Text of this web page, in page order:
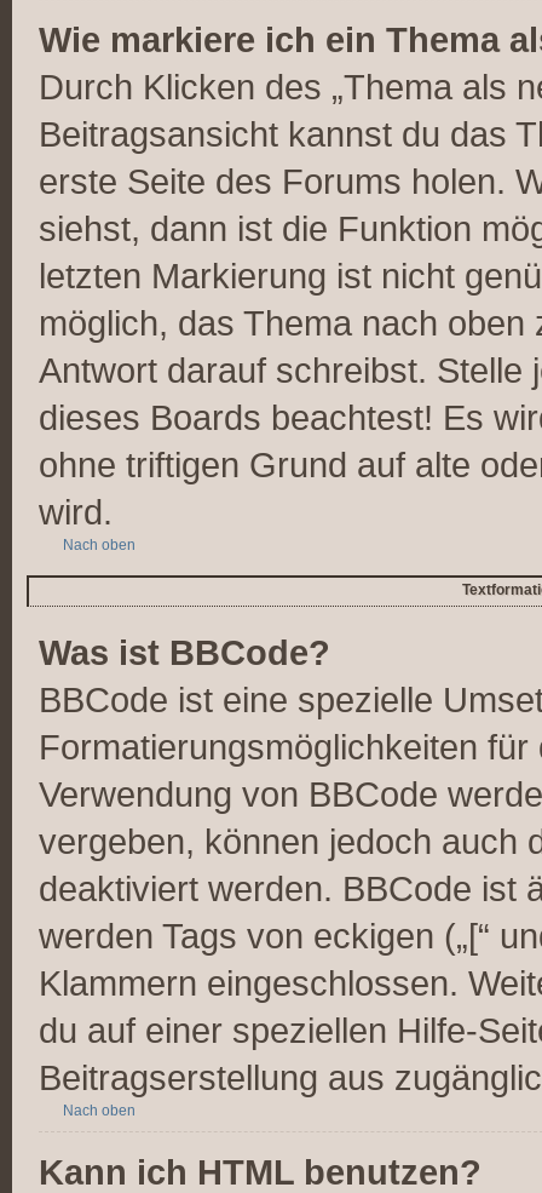
Wie markiere ich ein Thema
Durch Klicken des „Thema als
Beitragsansicht kannst du das
erste Seite des Forums holen.
siehst, dann ist die Funktion
letzten Markierung ist nicht
möglich, das Thema nach
Antwort darauf schreibst. Stelle
dieses Boards beachtest! Es
ohne triftigen Grund auf alte
wird.
Nach oben
Was ist BBCode?
BBCode ist eine spezielle
Formatierungsmöglichkeiten
Verwendung von BBCode
vergeben, können jedoch auch
deaktiviert werden. BBCode ist
werden Tags von eckigen („[“
Klammern eingeschlossen.
du auf einer speziellen Hilfe-
Beitragserstellung aus
Nach oben
Kann ich HTML benutzen?